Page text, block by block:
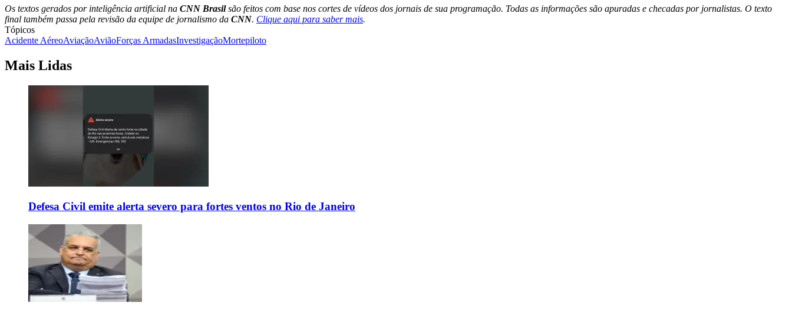
Os textos gerados por inteligência artificial na CNN Brasilsão feitos com base nos cortes de vídeos dos jornais de sua programação. Todas as informações são apuradas e checadas por jornalistas. O texto
final também passa pela revisão da equipe de jornalismo da CNN. Clique aqui para saber mais.
Tópicos
Acidente AéreoAviaçãoAviãoForças ArmadasInvestigaçãoMortepiloto
Mais Lidas
Defesa Civil emite alerta severo para fortes ventos no Rio de Janeiro